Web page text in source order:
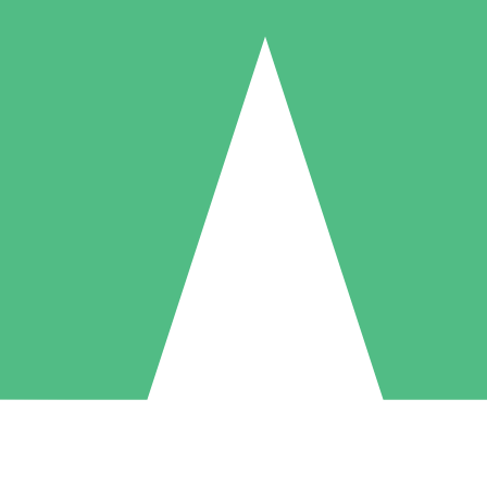
Individuele Creditpakketten
per gebruik met downloadtegoeden. Geen maandelijkse verplichting
5 Downloaden
US$